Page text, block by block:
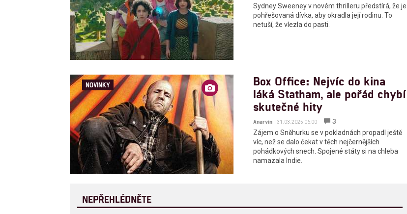
Sydney Sweeney v novém thrilleru předstírá, že je
pohřešovaná dívka, aby okradla její rodinu. To
netuší, že vlezla do pasti.
NOVINKY
Box Office: Nejvíc do kina
láká Statham, ale pořád chybí
skutečné hity
Anarvin | 31.03.2025 06:00
3
Zájem o Sněhurku se v pokladnách propadl ještě
víc, než se dalo čekat v těch nejčernějších
pohádkových snech. Spojené státy si na chleba
namazala Indie.
NEPŘEHLÉDNĚTE